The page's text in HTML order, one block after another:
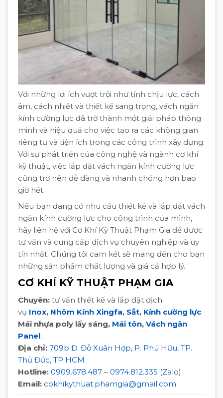
Với những lợi ích vượt trội như tính chịu lực, cách
âm, cách nhiệt và thiết kế sang trọng, vách ngăn
kính cường lực đã trở thành một giải pháp thông
minh và hiệu quả cho việc tạo ra các không gian
riêng tư và tiện ích trong các công trình xây dựng.
Với sự phát triển của công nghệ và ngành cơ khí
kỹ thuật, việc lắp đặt vách ngăn kính cường lực
cũng trở nên dễ dàng và nhanh chóng hơn bao
giờ hết.
Nếu bạn đang có nhu cầu thiết kế và lắp đặt vách
ngăn kính cường lực cho công trình của mình,
hãy liên hệ với Cơ Khí Kỹ Thuật Phạm Gia để được
tư vấn và cung cấp dịch vụ chuyên nghiệp và uy
tín nhất. Chúng tôi cam kết sẽ mang đến cho bạn
những sản phẩm chất lượng và giá cả hợp lý.
CƠ KHÍ KỸ THUẬT PHẠM GIA
Chuyên: tư vấn thiết kế và lắp đặt dịch
vụ Inox, Nhôm Kính Xingfa, Sắt, Kính cường lực
Mái nhựa poly lấy sáng, Mái tôn, Vách ngăn
Panel…
Địa chỉ: 709b Đ. Đỗ Xuân Hợp, P. Phú Hữu, TP.
Thủ Đức, TP HCM
Hotline: 0909.678.487 – 0974.812.335 (Zalo)
Email: cokhikythuat.phamgia@gmail.com